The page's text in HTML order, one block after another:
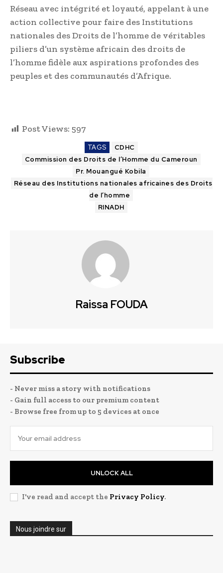
Réseau avec intégrité et loyauté, appelant à une
action collective pour faire des Institutions
nationales des Droits de l’homme de véritables
piliers d’un système africain des droits de
l’homme fidèle aux aspirations profondes des
peuples et des communautés d’Afrique.
Post Views: 597
TAGS
CDHC
Commission des Droits de l’Homme du Cameroun
Pr. Mouangué Kobila
Réseau des Institutions nationales africaines des Droits
de l’homme
RINADH
Raissa FOUDA
Subscribe
- Never miss a story with notifications
- Gain full access to our premium content
- Browse free from up to 5 devices at once
UNLOCK ALL
I've read and accept the Privacy Policy.
Nous joindre sur